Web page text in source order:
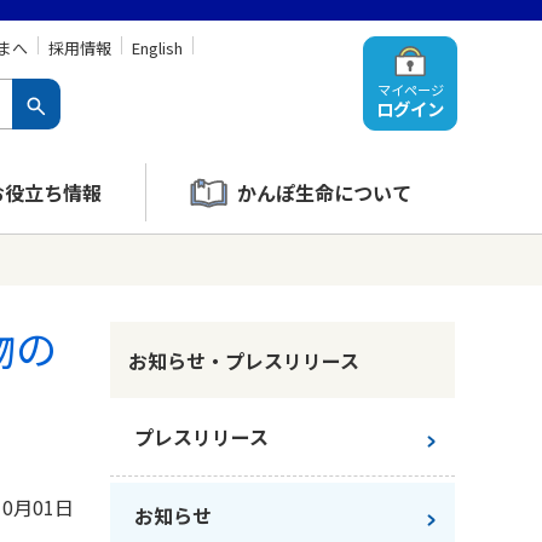
マイページ
ログイン
へ 採用情報 English
立ち情報 かんぽ生命について
の
月01日
お知らせ・プレスリリース
プレスリリース
お知らせ